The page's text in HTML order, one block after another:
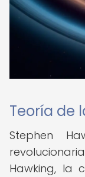
Teoría de
Stephen
Hawking, la